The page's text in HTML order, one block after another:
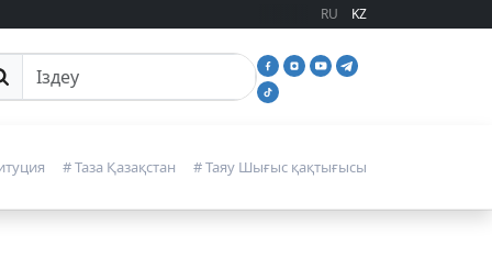
RU KZ
іздеу
# Таза Қазақстан # Таяу Шығыс қақтығысы